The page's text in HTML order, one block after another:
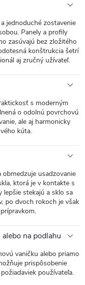
jednoduché zostavenie
Panely a profily
zasúvajú bez zložitého
konštrukcia šetrí
aj zručný užívateľ.
s moderným
o odolnú povrchovú
ale aj harmonicky
kúta.
obmedzuje usadzovanie
ktorá je v kontakte s
stekajú a sklo sa
po dvoch rokoch je však
na podlahu
vaničku alebo priamo
prispôsobenie
používateľa.